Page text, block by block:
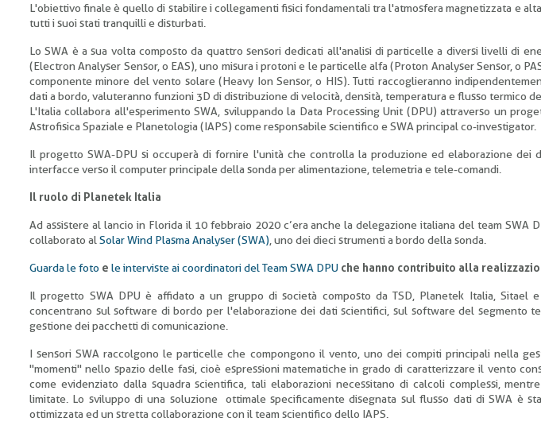
L'obiettivo finale è quello di stabilire i collegamenti fisici fondamentali tra l'atmosfera magnetizzata e
tutti i suoi stati tranquilli e disturbati.
Lo SWA è a sua volta composto da quattro sensori dedicati all'analisi di particelle a diversi livelli di
(Electron Analyser Sensor, o EAS), uno misura i protoni e le particelle alfa (Proton Analyser Sensor, o
componente minore del vento solare (Heavy Ion Sensor, o HIS). Tutti raccoglieranno
dati a bordo, valuteranno funzioni 3D di distribuzione di velocità, densità, temperatura e flusso termico
L'Italia collabora all'esperimento SWA, sviluppando la Data Processing Unit (DPU) attraverso un
Astrofisica Spaziale e Planetologia (IAPS) come responsabile scientifico e SWA principal co-investigator.
Il progetto SWA-DPU si occuperà di fornire l'unità che controlla la produzione ed elaborazione dei
interfacce verso il computer principale della sonda per alimentazione, telemetria e tele-comandi.
Il ruolo di Planetek Italia
Ad assistere al lancio in Florida il 10 febbraio 2020 c’era anche la delegazione italiana del team SWA
collaborato al Solar Wind Plasma Analyser (SWA) , uno dei dieci strumenti a bordo della sonda.
Guarda le foto e le interviste ai coordinatori del Team SWA DPU che hanno contribuito alla
Il progetto SWA DPU è affidato a un gruppo di società composto da TSD, Planetek Italia, Sitael
concentrano sul software di bordo per l'elaborazione dei dati scientifici, sul software del segmento
gestione dei pacchetti di comunicazione.
I sensori SWA raccolgono le particelle che compongono il vento, uno dei compiti principali nella
"momenti" nello spazio delle fasi, cioè espressioni matematiche in grado di caratterizzare il vento
come evidenziato dalla squadra scientifica, tali elaborazioni necessitano di calcoli complessi,
limitate. Lo sviluppo di una soluzione ottimale specificamente disegnata sul flusso dati di SWA è
ottimizzata ed un stretta collaborazione con il team scientifico dello IAPS.